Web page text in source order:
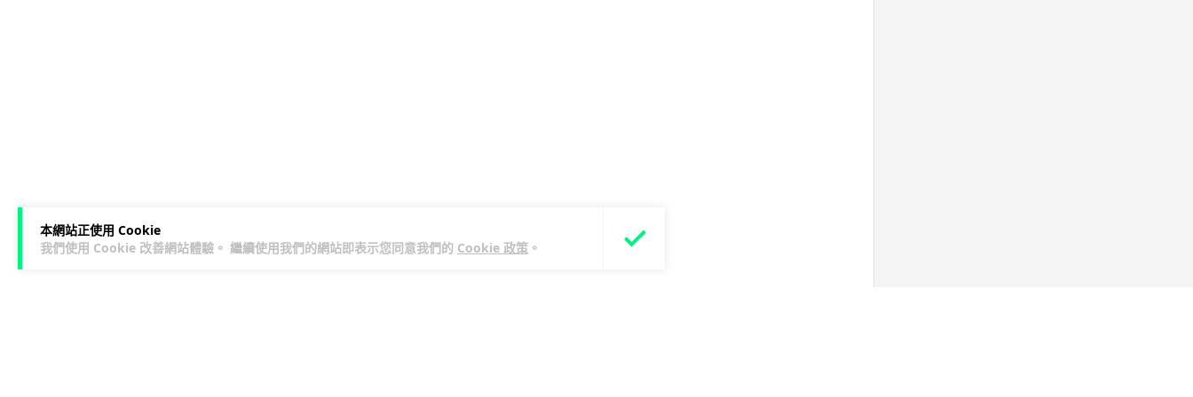
本網站正使用 Cookie
我們使用 Cookie 改善網站體驗。 繼續使用我們的網站即表示您同意我們的 Cookie 政策 。